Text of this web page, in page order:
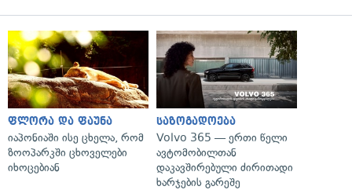
ფლორა და ფაუნა
იაპონიაში ისე ცხელა, რომ
ზოოპარკში ცხოველები
იხოცებიან
საზოგადოება
Volvo 365 — ერთი წელი
ავტომობილთან
დაკავშირებული ძირითადი
ხარჯების გარეშე